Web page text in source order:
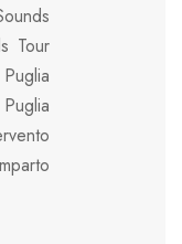
Tour